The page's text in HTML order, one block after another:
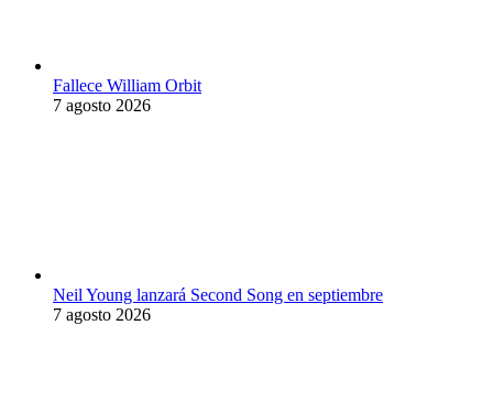
Fallece William Orbit
7 agosto 2026
Neil Young lanzará Second Song en septiembre
7 agosto 2026